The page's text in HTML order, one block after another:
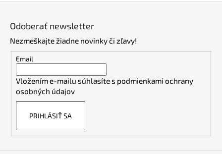
Odoberať newsletter
Nezmeškajte žiadne novinky či zľavy!
Email
Vložením e-mailu súhlasíte s podmienkami ochrany
osobných údajov
PRIHLÁSIŤ SA